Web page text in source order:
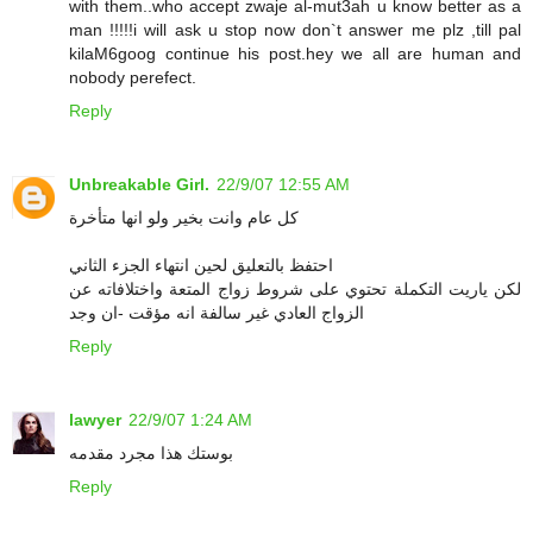
with them..who accept zwaje al-mut3ah u know better as a
man !!!!!i will ask u stop now don`t answer me plz ,till pal
kilaM6goog continue his post.hey we all are human and
nobody perefect.
Reply
Unbreakable Girl. 22/9/07 12:55 AM
كل عام وانت بخير ولو انها متأخرة
احتفظ بالتعليق لحين انتهاء الجزء الثاني
لكن ياريت التكملة تحتوي على شروط زواج المتعة واختلافاته عن
الزواج العادي غير سالفة انه مؤقت -ان وجد
Reply
lawyer 22/9/07 1:24 AM
بوستك هذا مجرد مقدمه
Reply